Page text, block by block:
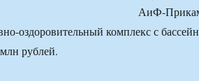
АиФ-
оздоровительный комплекс с
рублей.